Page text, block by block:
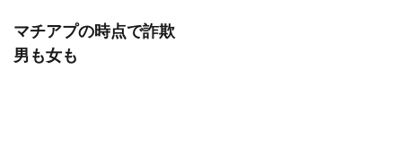
マチアプの時点で詐欺
男も女も